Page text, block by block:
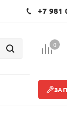
+7 981
0